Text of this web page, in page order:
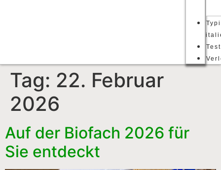
Tag: 22. Februar
2026
Auf der Biofach 2026 für
Sie entdeckt